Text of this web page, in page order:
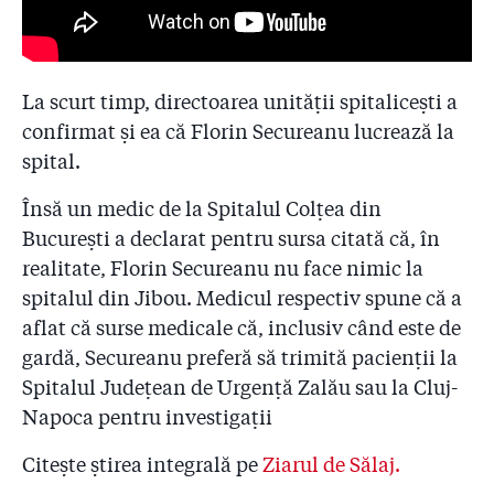
Bricostore!” - Unde a dispărut?
5.15
Secureanu și-a pus numele pe statuia lui Mihai
mare furnizor al spitalului, petrecerea aniversară a
băiatului managerului!
5.16
șpaclul, numele lui Secureanu de pe statuia lui
Eminescu. Rămășițele sînt încă acolo!
5.17
DNA mai are un dosar cu managerul de la Malaxa: l-a
mituit pe Dan Diaconescu! Mari politicieni tremură în
fața mesajului lui Secureanu - ”Îi am înregistrați pe
toți!”
5.18
Secureanu s-a pus pe statuia lui Eminescu, i-a urat
”Crăciun fericit!” lui Seneca și vrea să-și cumpere
apartamentul RAPPS în numele lui ”Constantin
Brâncuși”!
La scurt timp, directoarea unității spitalicești a
confirmat și ea că Florin Secureanu lucrează la
spital.
Însă un medic de la Spitalul Colțea din
București a declarat pentru sursa citată că, în
realitate, Florin Secureanu nu face nimic la
spitalul din Jibou. Medicul respectiv spune că a
aflat că surse medicale că, inclusiv când este de
gardă, Secureanu preferă să trimită pacienții la
Spitalul Județean de Urgență Zalău sau la Cluj-
Napoca pentru investigații
Citește știrea integrală pe Ziarul de Sălaj.